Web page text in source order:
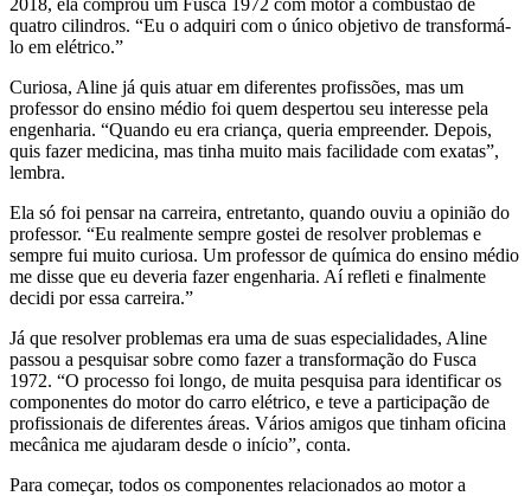
2018, ela comprou um Fusca 1972 com motor a combustão de
quatro cilindros. “Eu o adquiri com o único objetivo de transformá-
lo em elétrico.”
Curiosa, Aline já quis atuar em diferentes profissões, mas um
professor do ensino médio foi quem despertou seu interesse pela
engenharia. “Quando eu era criança, queria empreender. Depois,
quis fazer medicina, mas tinha muito mais facilidade com exatas”,
lembra.
Ela só foi pensar na carreira, entretanto, quando ouviu a opinião do
professor. “Eu realmente sempre gostei de resolver problemas e
sempre fui muito curiosa. Um professor de química do ensino médio
me disse que eu deveria fazer engenharia. Aí refleti e finalmente
decidi por essa carreira.”
Já que resolver problemas era uma de suas especialidades, Aline
passou a pesquisar sobre como fazer a transformação do Fusca
1972. “O processo foi longo, de muita pesquisa para identificar os
componentes do motor do carro elétrico, e teve a participação de
profissionais de diferentes áreas. Vários amigos que tinham oficina
mecânica me ajudaram desde o início”, conta.
Para começar, todos os componentes relacionados ao motor a